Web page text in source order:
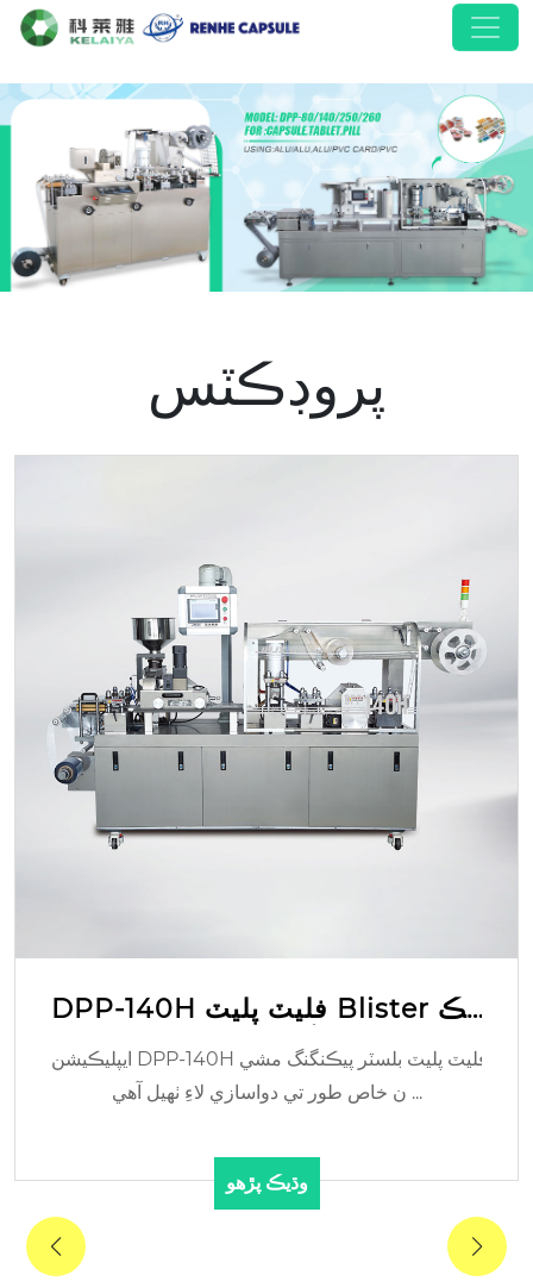
پروڊڪٽس
DPP-140H فليٽ پليٽ Blister پيڪ
ايپليڪيشن DPP-140H فليٽ پليٽ بلسٽر پيڪنگنگ مشي
ن خاص طور تي دواسازي لاءِ ٺهيل آهي ...
وڌيڪ پڙهو